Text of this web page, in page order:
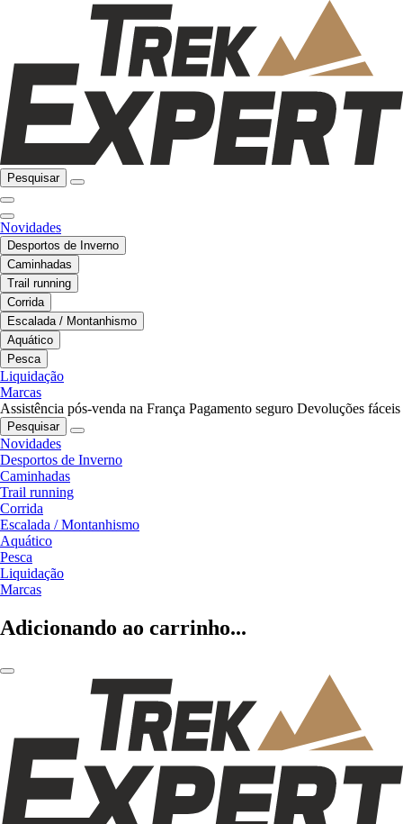
Pesquisar
Novidades
Desportos de Inverno
Caminhadas
Trail running
Corrida
Escalada / Montanhismo
Aquático
Pesca
Liquidação
Marcas
Assistência pós-venda na França Pagamento seguro Devoluções fáceis
Pesquisar
Novidades
Desportos de Inverno
Caminhadas
Trail running
Corrida
Escalada / Montanhismo
Aquático
Pesca
Liquidação
Marcas
Adicionando ao carrinho...